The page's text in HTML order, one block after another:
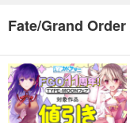
Fate/Grand